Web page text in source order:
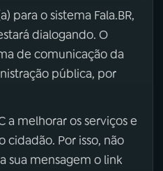
para o sistema Fala.BR,
dialogando. O
de comunicação da
pública, por
a melhorar os serviços e
cidadão. Por isso, não
sua mensagem o link